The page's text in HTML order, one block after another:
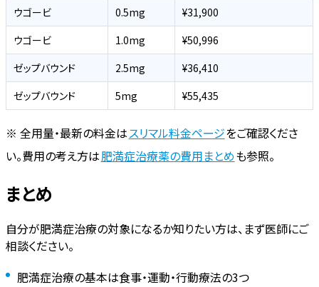
ウゴービ
0.5mg
¥31,900
ウゴービ
1.0mg
¥50,996
ゼップバウンド
2.5mg
¥36,410
ゼップバウンド
5mg ¥55,435
※ 全用量・最新の料金はスリマル料金ページをご確認くださ
い。費用の考え方は肥満症治療薬の費用まとめも参照。
まとめ
自分が肥満症治療の対象になるか知りたい方は、まず医師にご
相談ください。
肥満症治療の基本は食事・運動・行動療法の3つ